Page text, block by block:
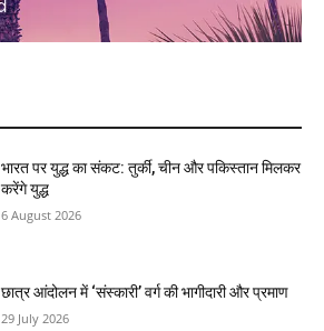
भारत पर युद्ध का संकट: तुर्की, चीन और पकिस्तान मिलकर
करेंगे युद्ध
6 August 2026
छात्र आंदोलन में ‘संस्कारी’ वर्ग की भागीदारी और प्रमाण
29 July 2026